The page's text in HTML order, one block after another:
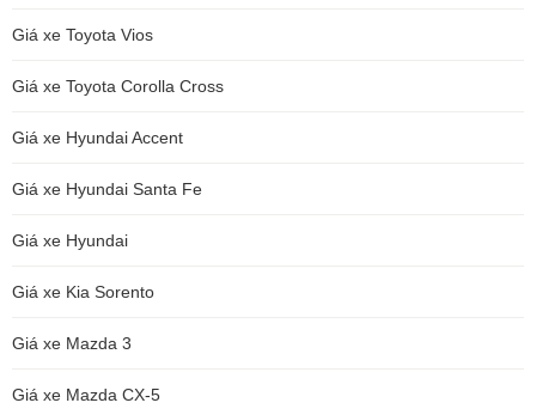
Giá xe Toyota Vios
Giá xe Toyota Corolla Cross
Giá xe Hyundai Accent
Giá xe Hyundai Santa Fe
Giá xe Hyundai
Giá xe Kia Sorento
Giá xe Mazda 3
Giá xe Mazda CX-5